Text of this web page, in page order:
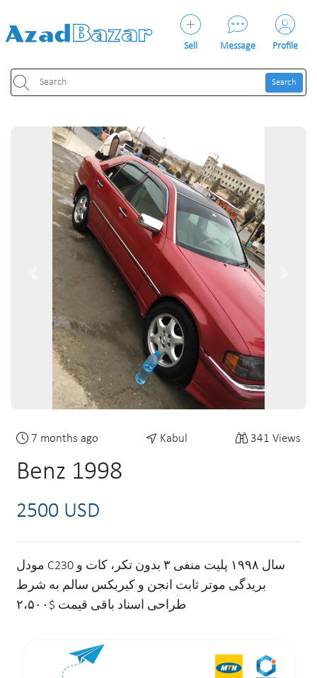
Sell Message Profile
Search
Previous
7 months ago Kabul 341 Views
Benz 1998
2500 USD
مودل C230 سال ۱۹۹۸ پلیت منفی ۳ بدون تکر، کات و
بریدگی موتر ثابت انجن و کیربکس سالم به شرط
طراحی اسناد باقی قیمت $۲،۵۰۰